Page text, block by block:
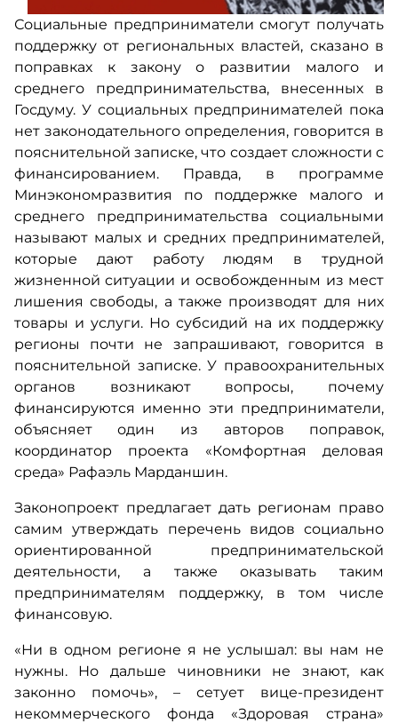
Социальные предприниматели смогут получать
поддержку от региональных властей, сказано в
поправках к закону о развитии малого и
среднего предпринимательства, внесенных в
Госдуму. У социальных предпринимателей пока
нет законодательного определения, говорится в
пояснительной записке, что создает сложности с
финансированием. Правда, в программе
Минэкономразвития по поддержке малого и
среднего предпринимательства социальными
называют малых и средних предпринимателей,
которые дают работу людям в трудной
жизненной ситуации и освобожденным из мест
лишения свободы, а также производят для них
товары и услуги. Но субсидий на их поддержку
регионы почти не запрашивают, говорится в
пояснительной записке. У правоохранительных
органов возникают вопросы, почему
финансируются именно эти предприниматели,
объясняет один из авторов поправок,
координатор проекта «Комфортная деловая
среда» Рафаэль Марданшин.
Законопроект предлагает дать регионам право
самим утверждать перечень видов социально
ориентированной предпринимательской
деятельности, а также оказывать таким
предпринимателям поддержку, в том числе
финансовую.
«Ни в одном регионе я не услышал: вы нам не
нужны. Но дальше чиновники не знают, как
законно помочь», – сетует вице-президент
некоммерческого фонда «Здоровая страна»